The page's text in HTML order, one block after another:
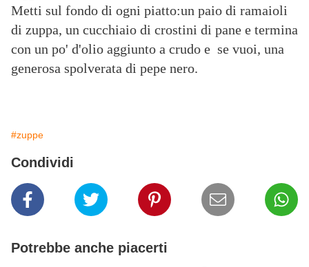
Metti sul fondo di ogni piatto:un paio di ramaioli
di zuppa, un cucchiaio di crostini di pane e termina
con un po' d'olio aggiunto a crudo e se vuoi, una
generosa spolverata di pepe nero.
#zuppe
Condividi
Potrebbe anche piacerti